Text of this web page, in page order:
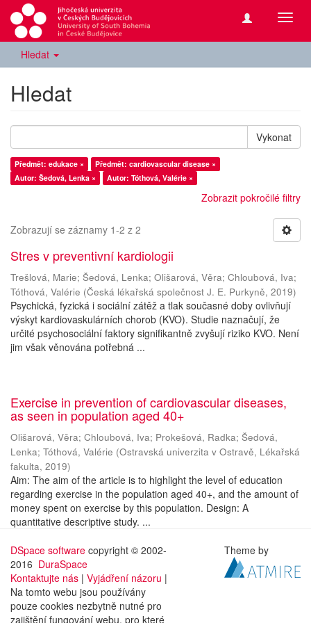
Hledat
Hledat
Vykonat
Předmět: edukace ×
Předmět: cardiovascular disease ×
Autor: Šedová, Lenka ×
Autor: Tóthová, Valérie ×
Zobrazit pokročilé filtry
Zobrazují se záznamy 1-2 z 2
Stres v preventivní kardiologii
Trešlová, Marie; Šedová, Lenka; Olišarová, Věra; Chloubová, Iva;
Tóthová, Valérie (Česká lékařská společnost J. E. Purkyně, 2019)
Psychická, fyzická i sociální zátěž a tlak současné doby ovlivňují
výskyt kardiovaskulárních chorob (KVO). Studie naznačují, že
určité psychosociální faktory signifikantně zvyšují riziko KVO. Není
jim však věnována potřebná ...
Exercise in prevention of cardiovascular diseases,
as seen in population aged 40+
Olišarová, Věra; Chloubová, Iva; Prokešová, Radka; Šedová,
Lenka; Tóthová, Valérie (Ostravská univerzita v Ostravě, Lékařská
fakulta, 2019)
Aim: The aim of the article is to highlight the level of education
regarding exercise in the population aged 40+, and the amount of
money spent on exercise by this population. Design: A
quantitative descriptive study. ...
DSpace software copyright © 2002-
2016 DuraSpace
Kontaktujte nás | Vyjádření názoru |
Na tomto webu jsou používány
pouze cookies nezbytně nutné pro
zajištění fungování webu, pro které
Theme by